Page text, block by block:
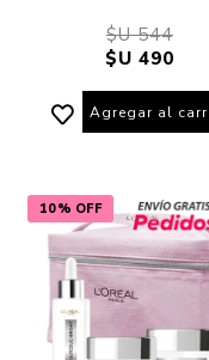
$U 544
$U 490
Agregar al
10% OFF